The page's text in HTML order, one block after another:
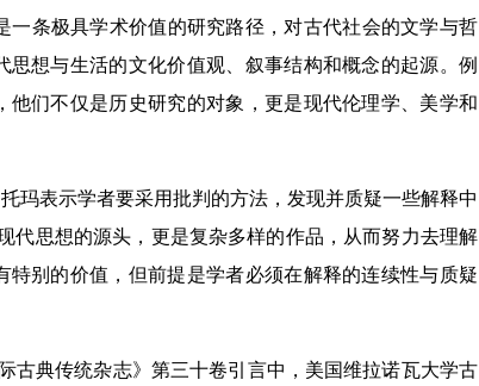
一条极具学术价值的研究路径，对古代社会的文学与哲
想与生活的文化价值观、叙事结构和概念的起源。例
们不仅是历史研究的对象，更是现代伦理学、美学和
表示学者要采用批判的方法，发现并质疑一些解释中
代思想的源头，更是复杂多样的作品，从而努力去理解
别的价值，但前提是学者必须在解释的连续性与质疑
典传统杂志》第三十卷引言中，美国维拉诺瓦大学古